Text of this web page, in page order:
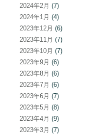
2024年2月 (7)
2024年1月 (4)
2023年12月 (6)
2023年11月 (7)
2023年10月 (7)
2023年9月 (6)
2023年8月 (6)
2023年7月 (6)
2023年6月 (7)
2023年5月 (8)
2023年4月 (9)
2023年3月 (7)